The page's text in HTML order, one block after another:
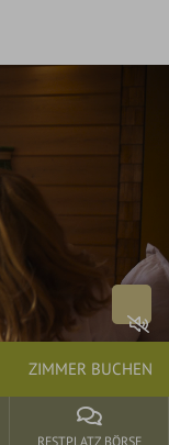
ZIMMER BUCHEN
RESTPLATZ BÖRSE